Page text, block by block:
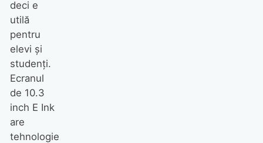
deci e
utilă
pentru
elevi şi
studenţi.
Ecranul
de 10.3
inch E Ink
are
tehnologie